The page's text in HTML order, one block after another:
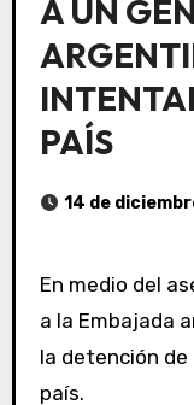
A UN
PAÍS
14 de
En medio del asedio del gobierno de Venezuela
a la Embajada
la detención
país.